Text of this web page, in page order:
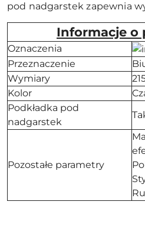
pod nadgarstek zapewnia
Informacje o
Oznaczenia
Przeznaczenie
Wymiary
Kolor
Podkładka pod
nadgarstek
Pozostałe parametry